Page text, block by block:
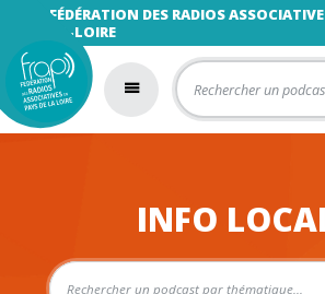
FÉDÉRATION DES RADIOS
LA-LOIRE
INFO